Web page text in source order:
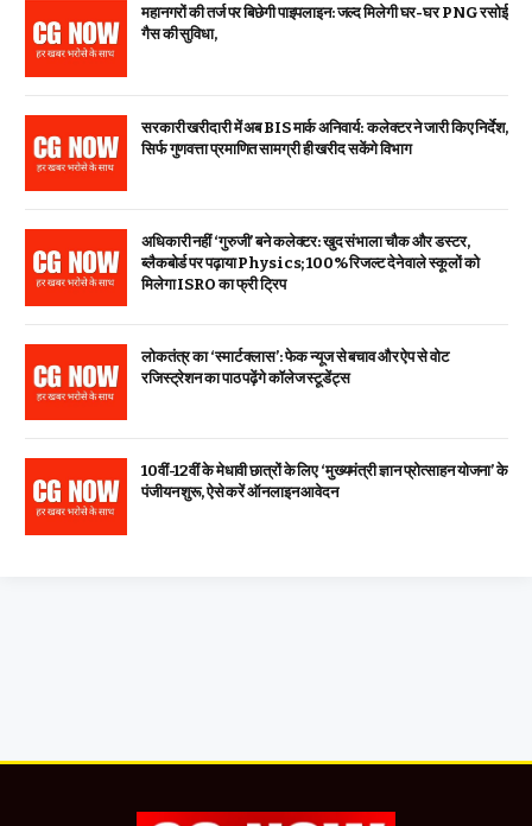
महानगरों की तर्ज पर बिछेगी पाइपलाइन: जल्द मिलेगी घर-घर PNG रसोई
गैस की सुविधा,
सरकारी खरीदारी में अब BIS मार्क अनिवार्य: कलेक्टर ने जारी किए निर्देश,
सिर्फ गुणवत्ता प्रमाणित सामग्री ही खरीद सकेंगे विभाग
अधिकारी नहीं ‘गुरुजी’ बने कलेक्टर: खुद संभाला चौक और डस्टर,
ब्लैकबोर्ड पर पढ़ाया Physics; 100% रिजल्ट देने वाले स्कूलों को
मिलेगा ISRO का फ्री ट्रिप
लोकतंत्र का ‘स्मार्ट क्लास’: फेक न्यूज से बचाव और ऐप से वोट
रजिस्ट्रेशन का पाठ पढ़ेंगे कॉलेज स्टूडेंट्स
10वीं-12वीं के मेधावी छात्रों के लिए ‘मुख्यमंत्री ज्ञान प्रोत्साहन योजना’ के
पंजीयन शुरू, ऐसे करें ऑनलाइन आवेदन